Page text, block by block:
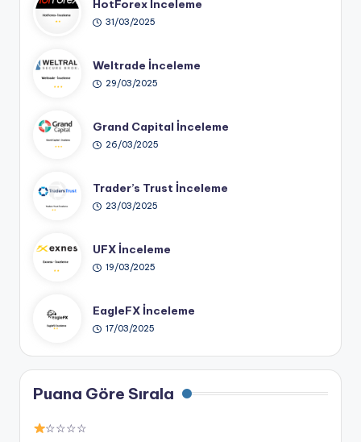
HotForex İnceleme
31/03/2025
Weltrade İnceleme
29/03/2025
Grand Capital İnceleme
26/03/2025
Trader’s Trust İnceleme
23/03/2025
UFX İnceleme
19/03/2025
EagleFX İnceleme
17/03/2025
Puana Göre Sırala
☆☆☆☆